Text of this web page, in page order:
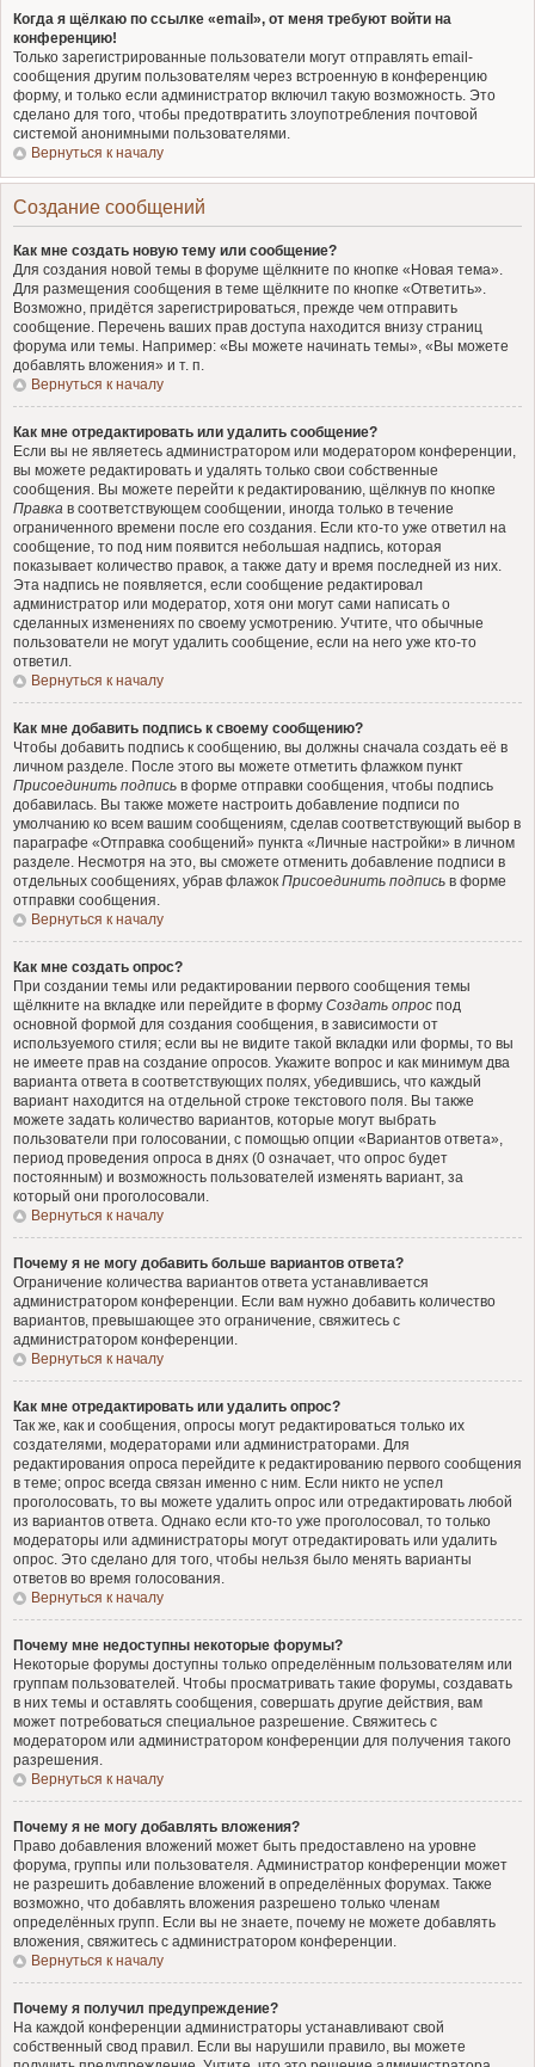
Когда я щёлкаю по ссылке «email», от меня требуют войти на
конференцию!
Только зарегистрированные пользователи могут отправлять email-
сообщения другим пользователям через встроенную в конференцию
форму, и только если администратор включил такую возможность. Это
сделано для того, чтобы предотвратить злоупотребления почтовой
системой анонимными пользователями.
Вернуться к началу
Создание сообщений
Как мне создать новую тему или сообщение?
Для создания новой темы в форуме щёлкните по кнопке «Новая тема».
Для размещения сообщения в теме щёлкните по кнопке «Ответить».
Возможно, придётся зарегистрироваться, прежде чем отправить
сообщение. Перечень ваших прав доступа находится внизу страниц
форума или темы. Например: «Вы можете начинать темы», «Вы можете
добавлять вложения» и т. п.
Вернуться к началу
Как мне отредактировать или удалить сообщение?
Если вы не являетесь администратором или модератором конференции,
вы можете редактировать и удалять только свои собственные
сообщения. Вы можете перейти к редактированию, щёлкнув по кнопке
Правка в соответствующем сообщении, иногда только в течение
ограниченного времени после его создания. Если кто-то уже ответил на
сообщение, то под ним появится небольшая надпись, которая
показывает количество правок, а также дату и время последней из них.
Эта надпись не появляется, если сообщение редактировал
администратор или модератор, хотя они могут сами написать о
сделанных изменениях по своему усмотрению. Учтите, что обычные
пользователи не могут удалить сообщение, если на него уже кто-то
ответил.
Вернуться к началу
Как мне добавить подпись к своему сообщению?
Чтобы добавить подпись к сообщению, вы должны сначала создать её в
личном разделе. После этого вы можете отметить флажком пункт
Присоединить подпись в форме отправки сообщения, чтобы подпись
добавилась. Вы также можете настроить добавление подписи по
умолчанию ко всем вашим сообщениям, сделав соответствующий выбор в
параграфе «Отправка сообщений» пункта «Личные настройки» в личном
разделе. Несмотря на это, вы сможете отменить добавление подписи в
отдельных сообщениях, убрав флажок Присоединить подпись в форме
отправки сообщения.
Вернуться к началу
Как мне создать опрос?
При создании темы или редактировании первого сообщения темы
щёлкните на вкладке или перейдите в форму Создать опрос под
основной формой для создания сообщения, в зависимости от
используемого стиля; если вы не видите такой вкладки или формы, то вы
не имеете прав на создание опросов. Укажите вопрос и как минимум два
варианта ответа в соответствующих полях, убедившись, что каждый
вариант находится на отдельной строке текстового поля. Вы также
можете задать количество вариантов, которые могут выбрать
пользователи при голосовании, с помощью опции «Вариантов ответа»,
период проведения опроса в днях (0 означает, что опрос будет
постоянным) и возможность пользователей изменять вариант, за
который они проголосовали.
Вернуться к началу
Почему я не могу добавить больше вариантов ответа?
Ограничение количества вариантов ответа устанавливается
администратором конференции. Если вам нужно добавить количество
вариантов, превышающее это ограничение, свяжитесь с
администратором конференции.
Вернуться к началу
Как мне отредактировать или удалить опрос?
Так же, как и сообщения, опросы могут редактироваться только их
создателями, модераторами или администраторами. Для
редактирования опроса перейдите к редактированию первого сообщения
в теме; опрос всегда связан именно с ним. Если никто не успел
проголосовать, то вы можете удалить опрос или отредактировать любой
из вариантов ответа. Однако если кто-то уже проголосовал, то только
модераторы или администраторы могут отредактировать или удалить
опрос. Это сделано для того, чтобы нельзя было менять варианты
ответов во время голосования.
Вернуться к началу
Почему мне недоступны некоторые форумы?
Некоторые форумы доступны только определённым пользователям или
группам пользователей. Чтобы просматривать такие форумы, создавать
в них темы и оставлять сообщения, совершать другие действия, вам
может потребоваться специальное разрешение. Свяжитесь с
модератором или администратором конференции для получения такого
разрешения.
Вернуться к началу
Почему я не могу добавлять вложения?
Право добавления вложений может быть предоставлено на уровне
форума, группы или пользователя. Администратор конференции может
не разрешить добавление вложений в определённых форумах. Также
возможно, что добавлять вложения разрешено только членам
определённых групп. Если вы не знаете, почему не можете добавлять
вложения, свяжитесь с администратором конференции.
Вернуться к началу
Почему я получил предупреждение?
На каждой конференции администраторы устанавливают свой
собственный свод правил. Если вы нарушили правило, вы можете